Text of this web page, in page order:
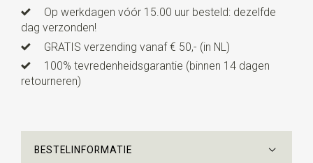
Op werkdagen vóór 15.00 uur besteld: dezelfde
dag verzonden!
GRATIS verzending vanaf € 50,- (in NL)
100% tevredenheidsgarantie (binnen 14 dagen
retourneren)
BESTELINFORMATIE